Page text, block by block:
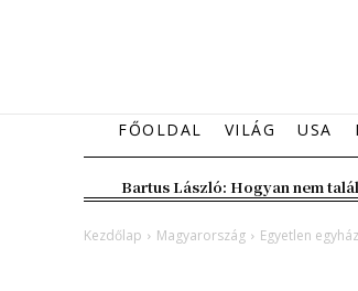
FŐOLDAL VILÁG USA
Bartus László: Hogyan nem
Kezdőlap Magyarország Egyetlen